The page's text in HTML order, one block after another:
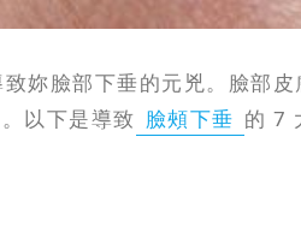
妳臉部下垂的元兇。臉部
以下是導致 臉頰下垂 的 7